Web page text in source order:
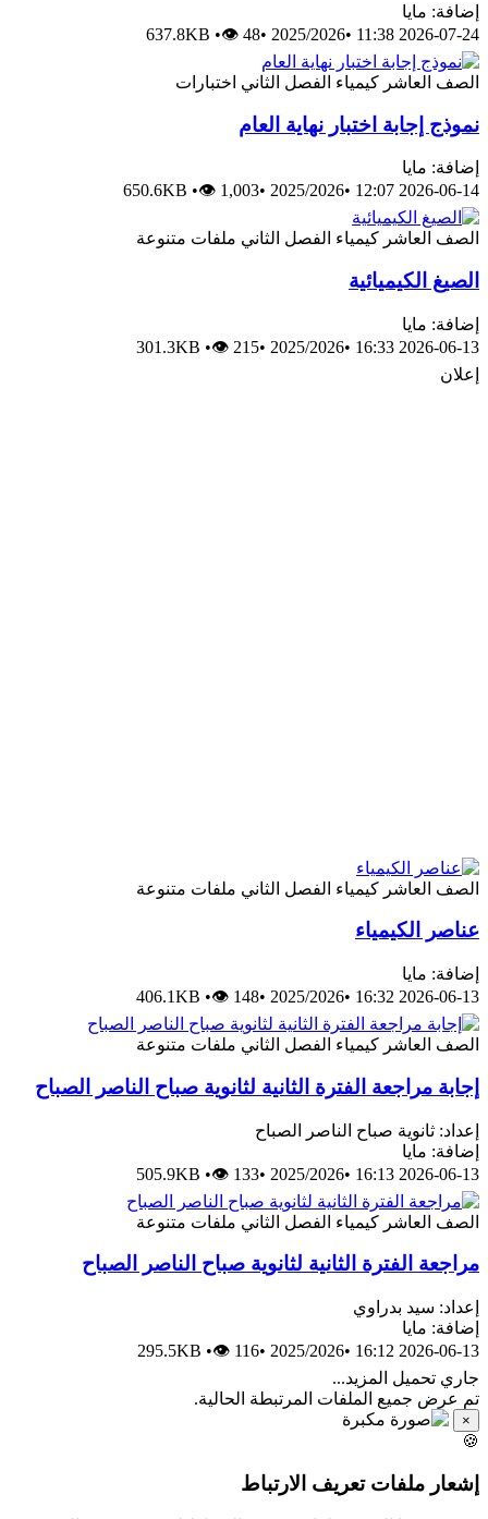
إضافة: مايا
2026-07-24 11:38
•
2025/2026
•
637.8KB •👁 48
الصف العاشر كيمياء الفصل الثاني اختبارات
نموذج إجابة اختبار نهاية العام
إضافة: مايا
2026-06-14 12:07
•
2025/2026
•
650.6KB •👁 1,003
الصف العاشر كيمياء الفصل الثاني ملفات متنوعة
الصيغ الكيميائية
إضافة: مايا
2026-06-13 16:33
•
2025/2026
•
301.3KB •👁 215
إعلان
الصف العاشر كيمياء الفصل الثاني ملفات متنوعة
عناصر الكيمياء
إضافة: مايا
2026-06-13 16:32
•
2025/2026
•
406.1KB •👁 148
الصف العاشر كيمياء الفصل الثاني ملفات متنوعة
إجابة مراجعة الفترة الثانية لثانوية صباح الناصر الصباح
إعداد: ثانوية صباح الناصر الصباح
إضافة: مايا
2026-06-13 16:13
•
2025/2026
•
505.9KB •👁 133
الصف العاشر كيمياء الفصل الثاني ملفات متنوعة
مراجعة الفترة الثانية لثانوية صباح الناصر الصباح
إعداد: سيد بدراوي
إضافة: مايا
2026-06-13 16:12
•
2025/2026
•
295.5KB •👁 116
جاري تحميل المزيد...
تم عرض جميع الملفات المرتبطة الحالية.
×
🍪
إشعار ملفات تعريف الارتباط